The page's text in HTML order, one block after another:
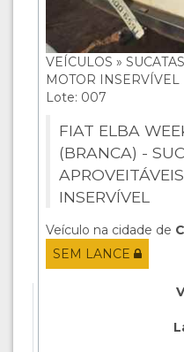
VEÍCULOS »
MOTOR INSERVÍVEL
Lote: 007
FIAT ELBA
(BRANCA) -
INSERVÍVEL
Veículo na cidade de
SEM LANCE